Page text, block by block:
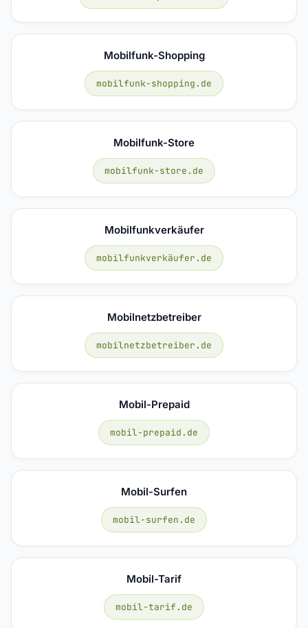
Mobilfunk-Shopping
mobilfunk-shopping.de
Mobilfunk-Store
mobilfunk-store.de
Mobilfunkverkäufer
mobilfunkverkäufer.de
Mobilnetzbetreiber
mobilnetzbetreiber.de
Mobil-Prepaid
mobil-prepaid.de
Mobil-Surfen
mobil-surfen.de
Mobil-Tarif
mobil-tarif.de